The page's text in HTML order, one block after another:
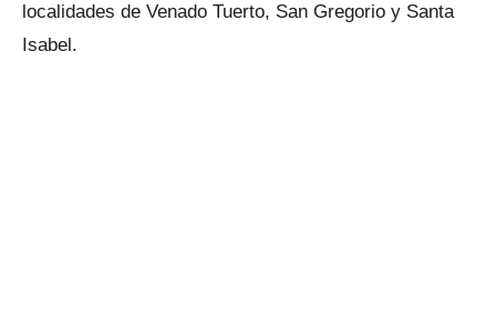
localidades de Venado Tuerto, San Gregorio y Santa
Isabel.